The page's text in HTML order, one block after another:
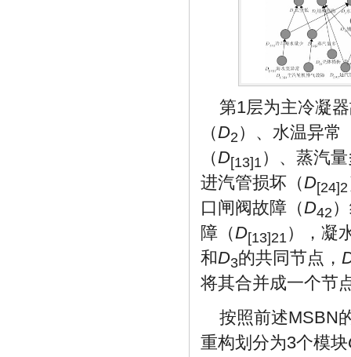
第1层为主冷凝
（D2）、水温异常
（D[13]1）、蒸汽
进汽管损坏（D[24]2
口闸阀故障（D42
障（D[13]21），凝
和D3的共同节点，
将其合并成一个节
按照前述MSBN
重构划分为3个模块